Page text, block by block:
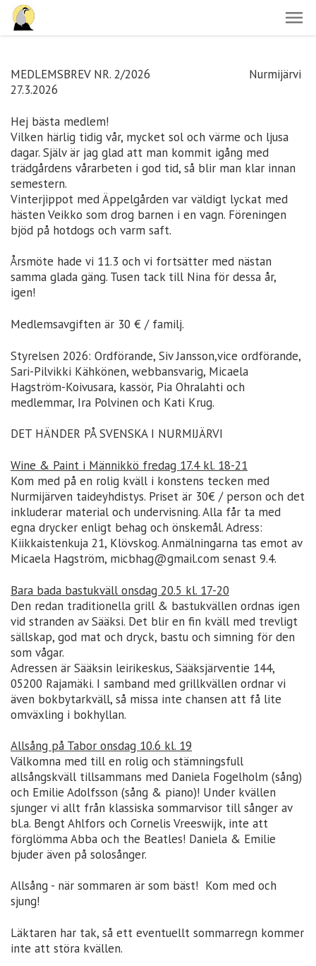
MEDLEMSBREV NR. 2/2026 Nurmijärvi
27.3.2026
Hej bästa medlem!
Vilken härlig tidig vår, mycket sol och värme och ljusa
dagar. Själv är jag glad att man kommit igång med
trädgårdens vårarbeten i god tid, så blir man klar innan
semestern.
Vinterjippot med Äppelgården var väldigt lyckat med
hästen Veikko som drog barnen i en vagn. Föreningen
bjöd på hotdogs och varm saft.
Årsmöte hade vi 11.3 och vi fortsätter med nästan
samma glada gäng. Tusen tack till Nina för dessa år,
igen!
Medlemsavgiften är 30 € / familj.
Styrelsen 2026: Ordförande, Siv Jansson,vice ordförande,
Sari-Pilvikki Kähkönen, webbansvarig, Micaela
Hagström-Koivusara, kassör, Pia Ohralahti och
medlemmar, Ira Polvinen och Kati Krug.
DET HÄNDER PÅ SVENSKA I NURMIJÄRVI
Wine & Paint i Männikkö fredag 17.4 kl. 18-21
Kom med på en rolig kväll i konstens tecken med
Nurmijärven taideyhdistys. Priset är 30€ / person och det
inkluderar material och undervisning. Alla får ta med
egna drycker enligt behag och önskemål. Adress:
Kiikkaistenkuja 21, Klövskog. Anmälningarna tas emot av
Micaela Hagström, micbhag@gmail.com senast 9.4.
Bara bada bastukväll onsdag 20.5 kl. 17-20
Den redan traditionella grill & bastukvällen ordnas igen
vid stranden av Sääksi. Det blir en fin kväll med trevligt
sällskap, god mat och dryck, bastu och simning för den
som vågar.
Adressen är Sääksin leirikeskus, Sääksjärventie 144,
05200 Rajamäki. I samband med grillkvällen ordnar vi
även bokbytarkväll, så missa inte chansen att få lite
omväxling i bokhyllan.
Allsång på Tabor onsdag 10.6 kl. 19
Välkomna med till en rolig och stämningsfull
allsångskväll tillsammans med Daniela Fogelholm (sång)
och Emilie Adolfsson (sång & piano)! Under kvällen
sjunger vi allt från klassiska sommarvisor till sånger av
bl.a. Bengt Ahlfors och Cornelis Vreeswijk, inte att
förglömma Abba och the Beatles! Daniela & Emilie
bjuder även på solosånger.
Allsång - när sommaren är som bäst! Kom med och
sjung!
Läktaren har tak, så ett eventuellt sommarregn kommer
inte att störa kvällen.